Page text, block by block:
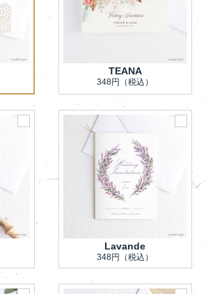
TEANA
348円 （税込）
Lavande
348円 （税込）